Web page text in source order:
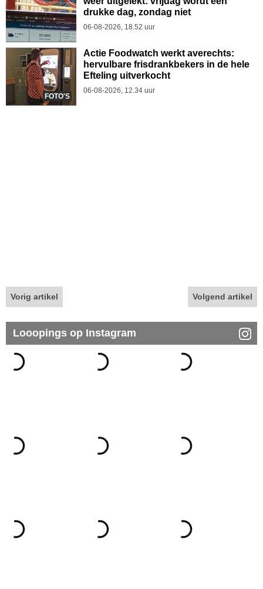
drukke dag, zondag niet
06-08-2026, 18.52 uur
FOTO'S
Actie Foodwatch werkt averechts:
hervulbare frisdrankbekers in de hele
Efteling uitverkocht
06-08-2026, 12.34 uur
Vorig artikel Volgend artikel
Looopings op Instagram